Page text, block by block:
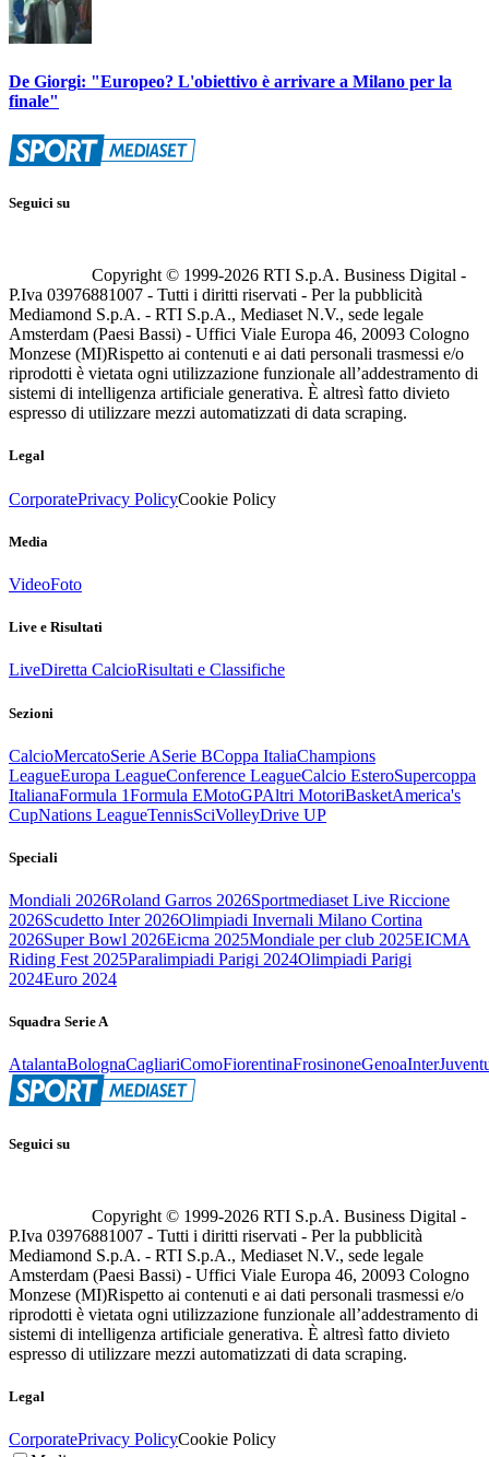
De Giorgi: "Europeo? L'obiettivo è arrivare a Milano per la
finale"
Seguici su
Copyright © 1999-2026 RTI S.p.A. Business Digital -
P.Iva 03976881007 - Tutti i diritti riservati - Per la pubblicità
Mediamond S.p.A. - RTI S.p.A., Mediaset N.V., sede legale
Amsterdam (Paesi Bassi) - Uffici Viale Europa 46, 20093 Cologno
Monzese (MI)Rispetto ai contenuti e ai dati personali trasmessi e/o
riprodotti è vietata ogni utilizzazione funzionale all’addestramento di
sistemi di intelligenza artificiale generativa. È altresì fatto divieto
espresso di utilizzare mezzi automatizzati di data scraping.
Legal
CorporatePrivacy PolicyCookie Policy
Media
VideoFoto
Live e Risultati
LiveDiretta CalcioRisultati e Classifiche
Sezioni
CalcioMercatoSerie ASerie BCoppa ItaliaChampions
LeagueEuropa LeagueConference LeagueCalcio EsteroSupercoppa
ItalianaFormula 1Formula EMotoGPAltri MotoriBasketAmerica's
CupNations LeagueTennisSciVolleyDrive UP
Speciali
Mondiali 2026Roland Garros 2026Sportmediaset Live Riccione
2026Scudetto Inter 2026Olimpiadi Invernali Milano Cortina
2026Super Bowl 2026Eicma 2025Mondiale per club 2025EICMA
Riding Fest 2025Paralimpiadi Parigi 2024Olimpiadi Parigi
2024Euro 2024
Squadra Serie A
AtalantaBolognaCagliariComoFiorentinaFrosinoneGenoaInter
Seguici su
Copyright © 1999-2026 RTI S.p.A. Business Digital -
P.Iva 03976881007 - Tutti i diritti riservati - Per la pubblicità
Mediamond S.p.A. - RTI S.p.A., Mediaset N.V., sede legale
Amsterdam (Paesi Bassi) - Uffici Viale Europa 46, 20093 Cologno
Monzese (MI)Rispetto ai contenuti e ai dati personali trasmessi e/o
riprodotti è vietata ogni utilizzazione funzionale all’addestramento di
sistemi di intelligenza artificiale generativa. È altresì fatto divieto
espresso di utilizzare mezzi automatizzati di data scraping.
Legal
CorporatePrivacy PolicyCookie Policy